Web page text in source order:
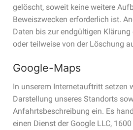
gelöscht, soweit keine weitere
Beweiszwecken erforderlich ist.
Daten bis zur endgültigen
oder teilweise von der Löschung
Google-Maps
In unserem Internetauftritt setzen
Darstellung unseres Standorts
Anfahrtsbeschreibung ein. Es
einen Dienst der Google LLC,